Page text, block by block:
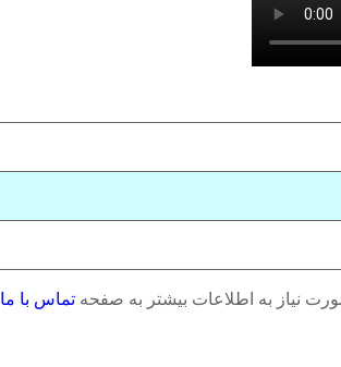
نیاز به اطلاعات بیشتر به صفحه تماس با ما